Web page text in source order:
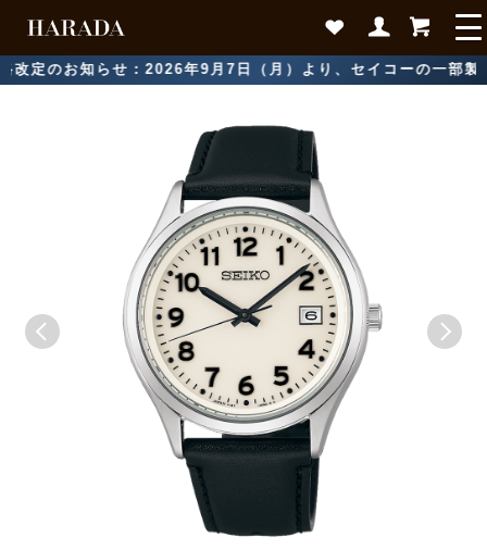
のお知らせ：2026年9月7日（月）より、セイコーの一部製品に